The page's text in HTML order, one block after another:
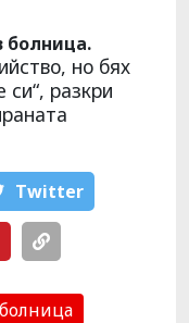
болница.
но бях
разкри
Тwitter
болница